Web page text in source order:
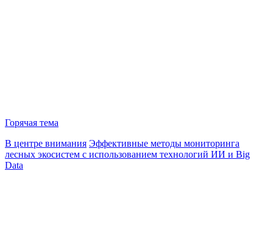
Горячая тема
В центре внимания Эффективные методы мониторинга
лесных экосистем с использованием технологий ИИ и Big
Data